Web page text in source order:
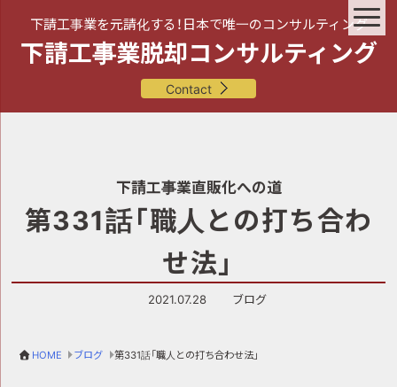
下請工事業を元請化する！日本で唯一のコンサルティング
下請工事業脱却コンサルティング
Contact
下請工事業直販化への道
第331話「職人との打ち合わ
せ法」
2021.07.28 ブログ
HOME ブログ 第331話「職人との打ち合わせ法」